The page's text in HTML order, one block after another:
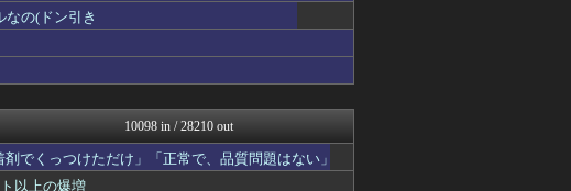
馬鳥速報
ウマ娘まとめ超速報！
ク...
ガジェット2ch
る... 修羅場ライフ速報
なの(ドン引き
10098 in / 28210 out
でくっつけただけ」「正常で、品質問題はない」
以上の爆増